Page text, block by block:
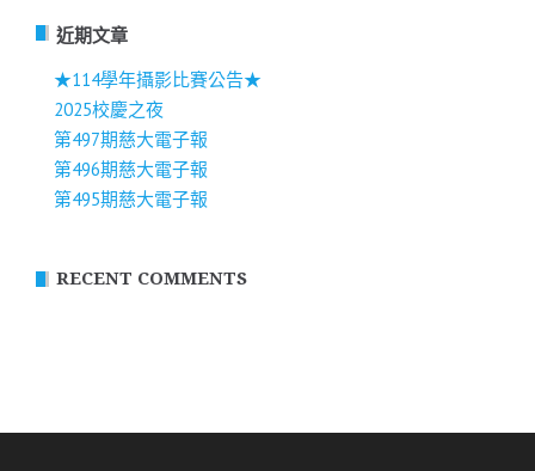
字:
近期文章
★114學年攝影比賽公告★
2025校慶之夜
第497期慈大電子報
第496期慈大電子報
第495期慈大電子報
RECENT COMMENTS